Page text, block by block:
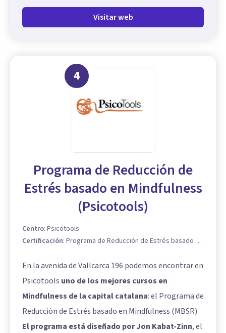
Visitar web
4
Programa de Reducción de
Estrés basado en Mindfulness
(Psicotools)
Centro: Psicotools
Certificación: Programa de Reducción de Estrés basado en
En la avenida de Vallcarca 196 podemos encontrar en
Psicotools uno de los mejores cursos en
Mindfulness de la capital catalana: el Programa de
Reducción de Estrés basado en Mindfulness (MBSR).
El programa está diseñado por Jon Kabat-Zinn, el